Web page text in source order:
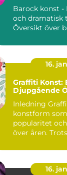
Barock konst -
och dramatisk
16. jan
Graffiti Konst:
Djupgående
Inledning
konstform
popularitet
över åren.
16. jan